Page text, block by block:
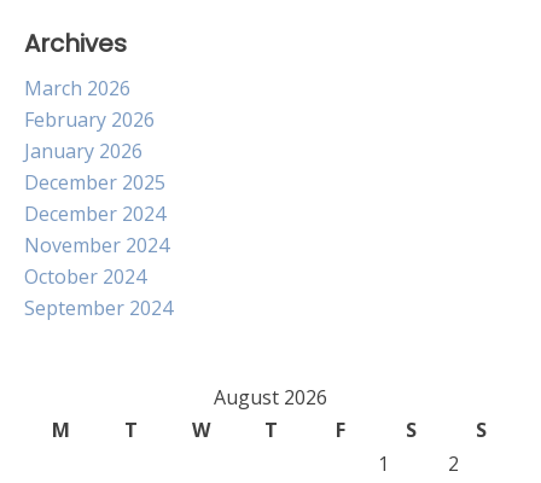
Archives
March 2026
February 2026
January 2026
December 2025
December 2024
November 2024
October 2024
September 2024
August 2026
M
T W T F S
S
1
2